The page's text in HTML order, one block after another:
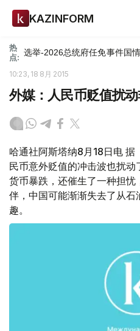
KAZINFORM
热
点: 选举-2026总统府任免事件国
10:23, 18 8月 2015
外媒：人民币贬值扰
哈通社阿斯塔纳8月18日电 据
民币意外贬值的冲击波也扰
货币暴跌，还催生了一种担
伴，中国可能渐渐失去了从
趣。